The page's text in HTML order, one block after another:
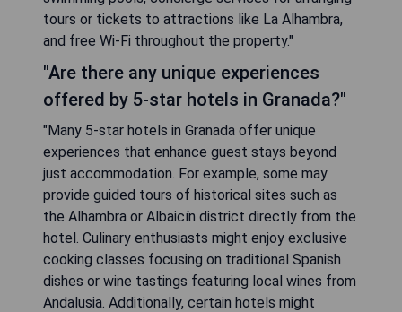
tours or tickets to attractions like La Alhambra,
and free Wi-Fi throughout the property."
"Are there any unique experiences
offered by 5-star hotels in Granada?"
"Many 5-star hotels in Granada offer unique
experiences that enhance guest stays beyond
just accommodation. For example, some may
provide guided tours of historical sites such as
the Alhambra or Albaicín district directly from the
hotel. Culinary enthusiasts might enjoy exclusive
cooking classes focusing on traditional Spanish
dishes or wine tastings featuring local wines from
Andalusia. Additionally, certain hotels might